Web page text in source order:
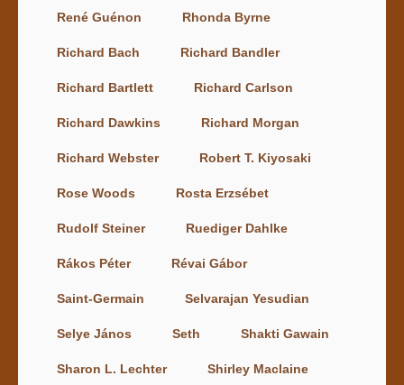
René Guénon Rhonda Byrne
Richard Bach Richard Bandler
Richard Bartlett Richard Carlson
Richard Dawkins Richard Morgan
Richard Webster Robert T. Kiyosaki
Rose Woods Rosta Erzsébet
Rudolf Steiner Ruediger Dahlke
Rákos Péter Révai Gábor
Saint-Germain Selvarajan Yesudian
Selye János Seth Shakti Gawain
Sharon L. Lechter Shirley Maclaine